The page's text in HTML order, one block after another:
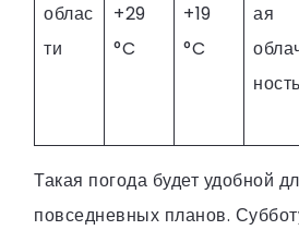
облас
ти
+29
°C
+19
°C
ая
ность
Такая погода будет удобной
повседневных планов.